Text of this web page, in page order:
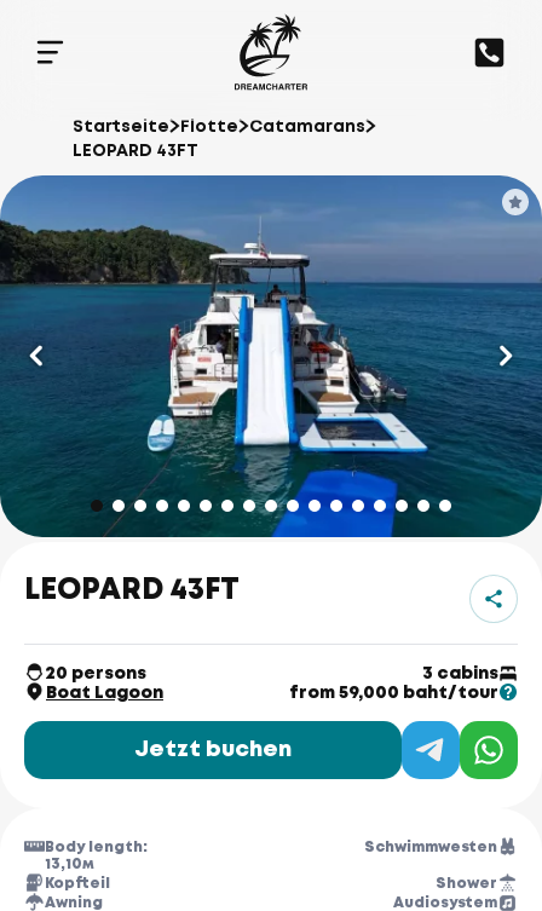
Startseite Flotte
Catamarans
LEOPARD 43FT
LEOPARD 43FT
20 persons
3 cabins
Boat Lagoon
from 59,000 baht/tour
Jetzt buchen
Body length:
13,10м
Schwimmwesten
Kopfteil
Shower
Awning
Audiosystem